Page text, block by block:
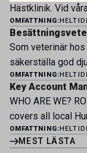
engagerat team,
möjligheter att
erbjuder Särskilt
Hästklinik. Vid
och Bjertorp
Bergsåkers
modern klinik vid
erbjuder ett
behandlingar i
patienter […]
OMFATTNING: HELTID
Som veterinär
säkerställa god
produktion genom
kontrakterade
inom produktion,
av proaktivt
utveckling, där du
OMFATTNING: HELTID
Key Account
WHO ARE WE?
covers all local
Units across
Portugal,
OMFATTNING: HELTID
MEST LÄSTA